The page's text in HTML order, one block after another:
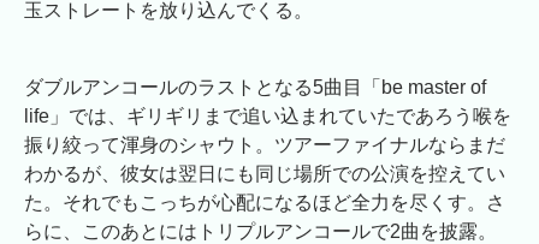
玉ストレートを放り込んでくる。
ダブルアンコールのラストとなる5曲目「be master of
life」では、ギリギリまで追い込まれていたであろう喉を
振り絞って渾身のシャウト。ツアーファイナルならまだ
わかるが、彼女は翌日にも同じ場所での公演を控えてい
た。それでもこっちが心配になるほど全力を尽くす。さ
らに、このあとにはトリプルアンコールで2曲を披露。